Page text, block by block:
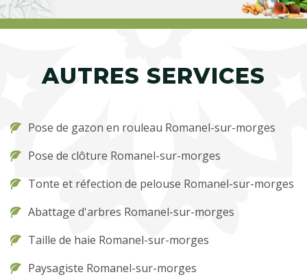
AUTRES SERVICES
Pose de gazon en rouleau Romanel-sur-morges
Pose de clôture Romanel-sur-morges
Tonte et réfection de pelouse Romanel-sur-morges
Abattage d'arbres Romanel-sur-morges
Taille de haie Romanel-sur-morges
Paysagiste Romanel-sur-morges